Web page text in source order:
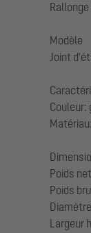
Modèle
Joint
Couleur:
Poids
Poids
Largeur